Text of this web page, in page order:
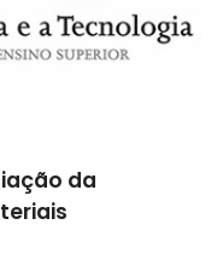
de
manufatura
elétrica